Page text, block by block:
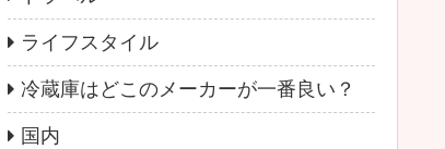
ライフスタイル
冷蔵庫はどこのメーカーが一番良い？
国内